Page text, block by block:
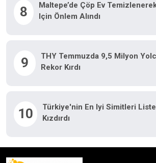
8
Maltepe’de Çöp Ev
Için Önlem Alındı
9
THY Temmuzda 9,5 Milyon Yolcu Taşıyarak
Rekor Kırdı
10
Türkiye'nin En Iyi Simitleri
Kızdırdı